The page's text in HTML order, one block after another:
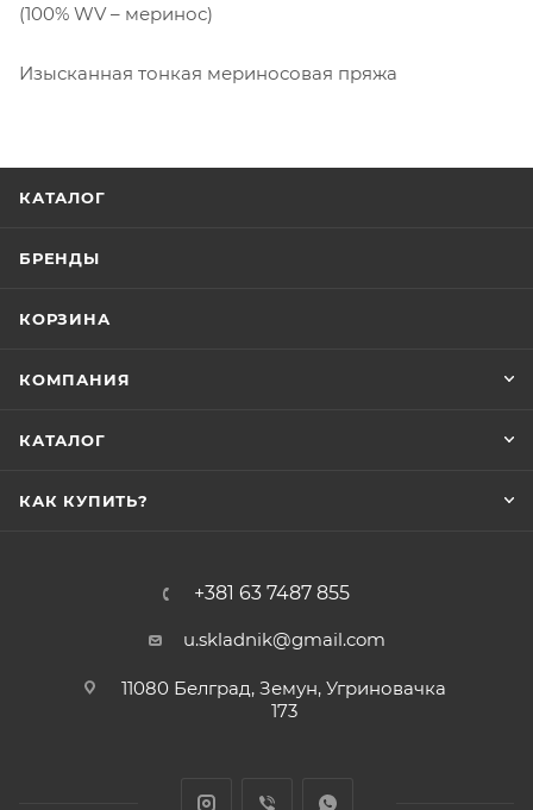
(100% WV – меринос)
Изысканная тонкая мериносовая пряжа
КАТАЛОГ
БРЕНДЫ
КОРЗИНА
КОМПАНИЯ
КАТАЛОГ
КАК КУПИТЬ?
+381 63 7487 855
u.skladnik@gmail.com
11080 Белград, Земун, Угриновачка
173